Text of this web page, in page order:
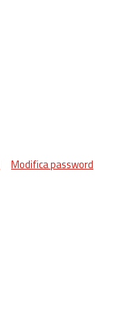
Modifica password